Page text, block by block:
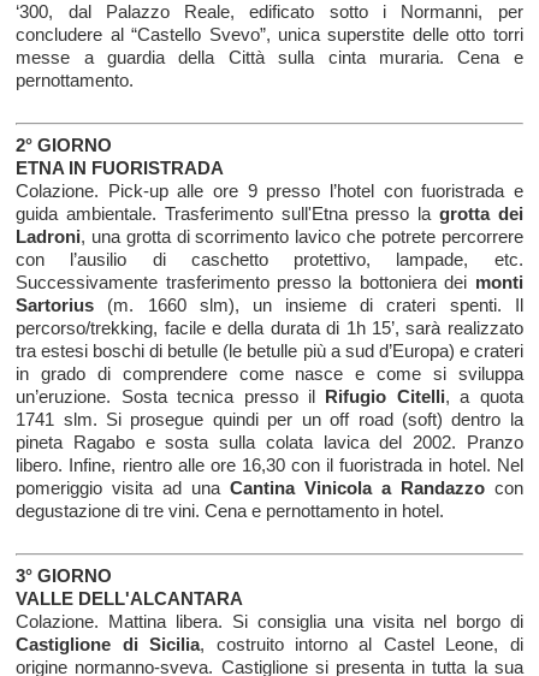
‘300, dal Palazzo Reale, edificato sotto i Normanni, per
concludere al “Castello Svevo”, unica superstite delle otto torri
messe a guardia della Città sulla cinta muraria. Cena e
pernottamento.
2° GIORNO
ETNA IN FUORISTRADA
Colazione. Pick-up alle ore 9 presso l’hotel con fuoristrada e
guida ambientale. Trasferimento sull'Etna presso la grotta dei
Ladroni, una grotta di scorrimento lavico che potrete percorrere
con l’ausilio di caschetto protettivo, lampade, etc.
Successivamente trasferimento presso la bottoniera dei monti
Sartorius (m. 1660 slm), un insieme di crateri spenti. Il
percorso/trekking, facile e della durata di 1h 15’, sarà realizzato
tra estesi boschi di betulle (le betulle più a sud d’Europa) e crateri
in grado di comprendere come nasce e come si sviluppa
un’eruzione. Sosta tecnica presso il Rifugio Citelli, a quota
1741 slm. Si prosegue quindi per un off road (soft) dentro la
pineta Ragabo e sosta sulla colata lavica del 2002. Pranzo
libero. Infine, rientro alle ore 16,30 con il fuoristrada in hotel. Nel
pomeriggio visita ad una Cantina Vinicola a Randazzo con
degustazione di tre vini. Cena e pernottamento in hotel.
3° GIORNO
VALLE DELL'ALCANTARA
Colazione. Mattina libera. Si consiglia una visita nel borgo di
Castiglione di Sicilia, costruito intorno al Castel Leone, di
origine normanno-sveva. Castiglione si presenta in tutta la sua